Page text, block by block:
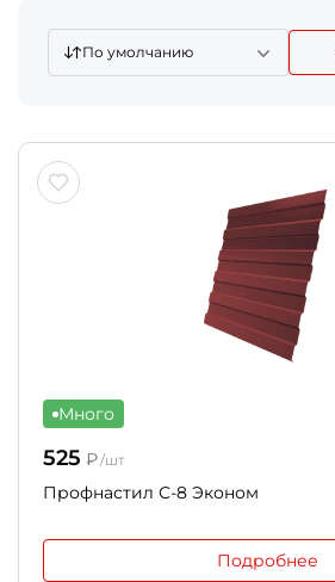
По умолчанию
Много
525 ₽/шт
Профнастил С-8 Эконом
Подробнее